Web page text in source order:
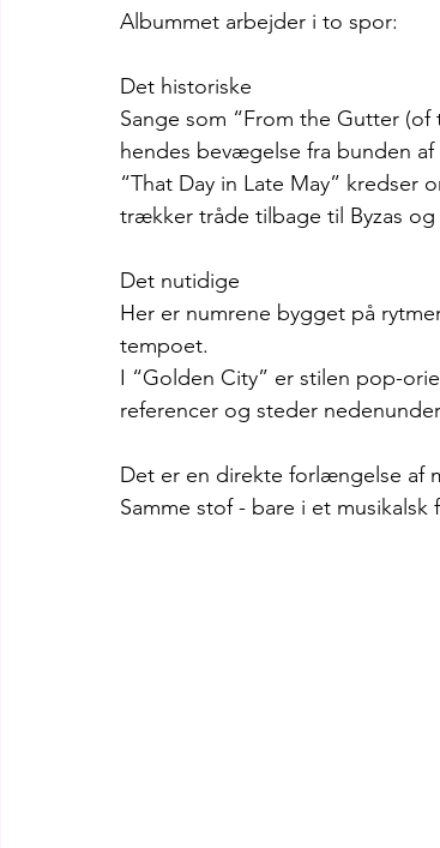
Albummet arbejder i to spor:
Det historiske
Sange som “From the Gutter
hendes bevægelse fra bunden
“That Day in Late May” kredser
trækker tråde tilbage til Byzas
Det nutidige
Her er numrene bygget på
tempoet.
I “Golden City” er stilen pop-
referencer og steder
Det er en direkte forlængelse af
Samme stof - bare i et musikalsk